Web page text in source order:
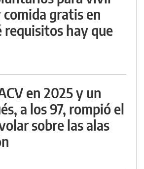
comida gratis en
requisitos hay que
en 2025 y un
a los 97, rompió el
sobre las alas